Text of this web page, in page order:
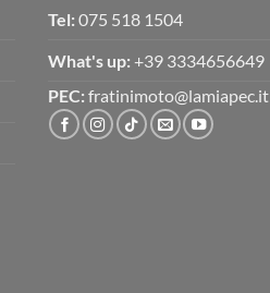
Tel: 075 518 1504
What's up: +39 3334656649
PEC: fratinimoto@lamiapec.it